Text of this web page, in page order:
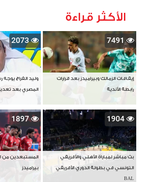
الأكثر قراءة
7491
إيقافات الزمالك وبيراميدز بعد قرارات
رابطة الأندية
2073
وليد الفراج يوجه
المصري بعد
1904
بث مباشر لمباراة الأهلي والأفريقي
التونسي في بطولة الدوري الأفريقي
BAL
1897
المستبعدين من
بيراميدز